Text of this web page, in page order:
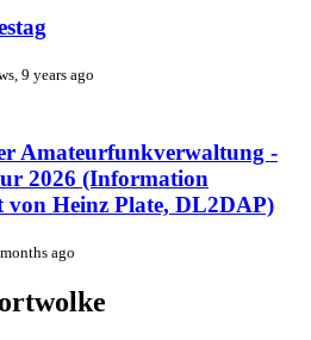
9 years ago
Amateurfunkverwaltung -
2026 (Information
von Heinz Plate, DL2DAP)
ago